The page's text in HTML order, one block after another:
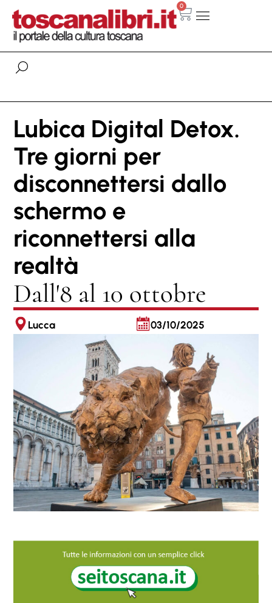
0
Lubica Digital Detox.
Tre giorni per
disconnettersi dallo
schermo e
riconnettersi alla
realtà
Dall'8 al 10 ottobre
Lucca 03/10/2025